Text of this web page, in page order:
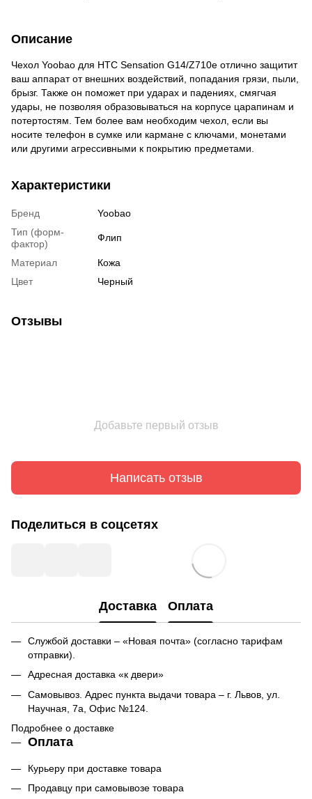
Описание
Чехол Yoobao для HTC Sensation G14/Z710e отлично защитит
ваш аппарат от внешних воздействий, попадания грязи, пыли,
брызг. Также он поможет при ударах и падениях, смягчая
удары, не позволяя образовываться на корпусе царапинам и
потертостям. Тем более вам необходим чехол, если вы
носите телефон в сумке или кармане с ключами, монетами
или другими агрессивными к покрытию предметами.
Характеристики
Бренд
Yoobao
Тип (форм-
фактор)
Флип
Материал
Кожа
Цвет
Черный
Отзывы
Добавьте первый отзыв
Написать отзыв
Поделиться в соцсетях
Доставка Оплата
Службой доставки – «Новая почта» (согласно тарифам
отправки).
Адресная доставка «к двери»
Самовывоз. Адрес пункта выдачи товара – г. Львов, ул.
Научная, 7а, Офис №124.
Подробнее о доставке
Оплата
Курьеру при доставке товара
Продавцу при самовывозе товара